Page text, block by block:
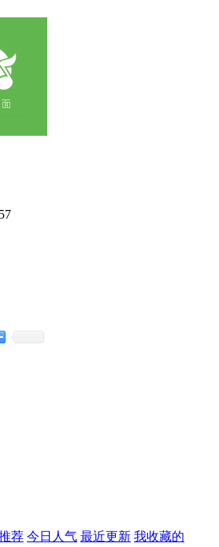
荐 今日人气 最近更新 我收藏的